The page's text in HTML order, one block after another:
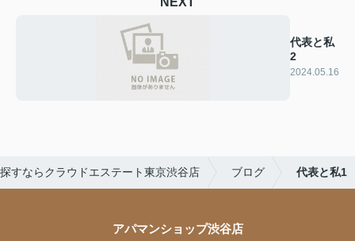
代表と私
2
2024.05.16
すならクラウドエステート東京渋谷店 ブログ 代表と私1
アパマンショップ渋谷店